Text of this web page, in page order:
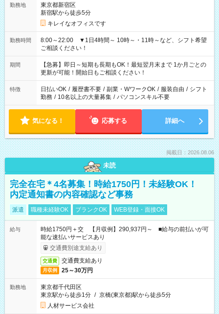
勤務地
東京都新宿区
新宿駅から徒歩5分
キレイなオフィスです
勤務時間
8:00～22:00 ▼1日4時間～ 10時～・11時～など、シフト希望
ご相談ください！
期間
【急募】即日～短期も長期もOK！最短翌月末まで 1か月ごとの
更新が可能！開始日もご相談ください！
特徴 日払いOK / 履歴書不要 / 副業・WワークOK / 服装自由 / シフト
勤務 / 10名以上の大量募集 / パソコンスキル不要
気になる！ 応募する 詳細へ
掲載日：2026.08.06
未読
完全在宅＊4名募集！時給1750円！未経験OK！
内定通知書の内容確認など事務
派遣 職種未経験OK ブランクOK WEB登録・面接OK
給与
時給1750円＋交 【月収例】290,937円～ ■給与の前払いが可
能な速払いサービスあり
交通費別途支給あり
交通費 交通費支給あり
月収例 25～30万円
勤務地
東京都千代田区
東京駅から徒歩1分 / 京橋(東京都)駅から徒歩5分
人材サービス会社